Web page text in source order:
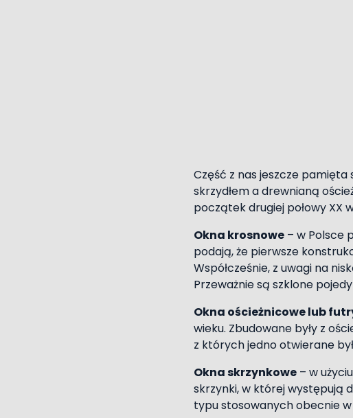
Część z nas jeszcze
skrzydłem a drewnianą
początek drugiej połowy XX
Okna krosnowe – w Polsce
podają, że pierwsze
Współcześnie, z uwagi na
Przeważnie są szklone
Okna ościeżnicowe lub
wieku. Zbudowane były z
z których jedno otwierane
Okna skrzynkowe – w
skrzynki, w której występują
typu stosowanych obecnie